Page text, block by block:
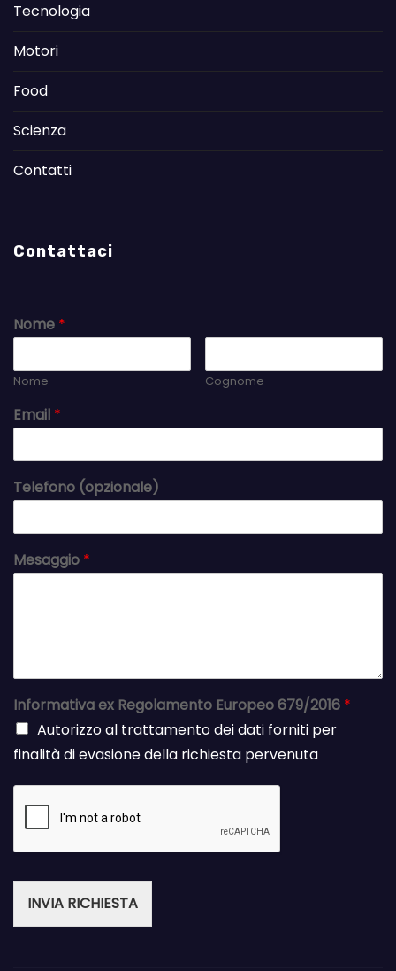
Tecnologia
Motori
Food
Scienza
Contatti
Contattaci
Nome *
Nome Cognome
Email *
Telefono (opzionale)
Mesaggio *
Informativa ex Regolamento Europeo 679/2016 *
Autorizzo al trattamento dei dati forniti per
finalità di evasione della richiesta pervenuta
INVIA RICHIESTA